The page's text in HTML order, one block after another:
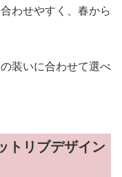
わせやすく、春から
装いに合わせて選べ
トリブデザイン